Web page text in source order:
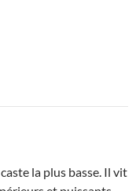
la plus basse. Il vit